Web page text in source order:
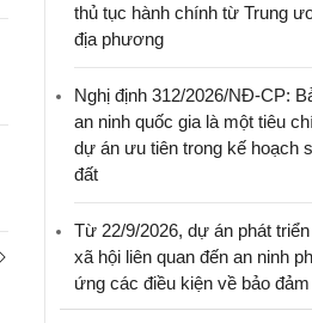
thủ tục hành chính từ Trung
địa phương
Nghị định 312/2026/NĐ-CP:
an ninh quốc gia là một tiêu
dự án ưu tiên trong kế hoạch
đất
Từ 22/9/2026, dự án phát
xã hội liên quan đến an ninh
ứng các điều kiện về bảo